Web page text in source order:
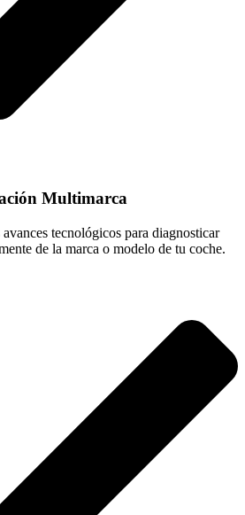
Multimarca
tecnológicos para diagnosticar
de la marca o modelo de tu coche.